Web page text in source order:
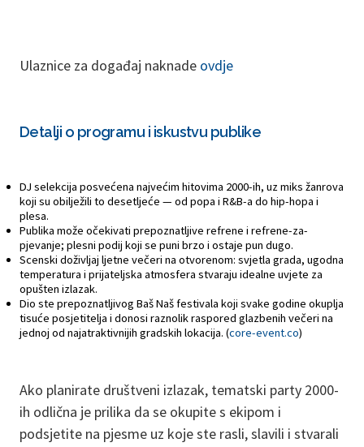
Ulaznice za događaj naknade ovdje
Detalji o programu i iskustvu publike
DJ selekcija posvećena najvećim hitovima 2000-ih, uz miks žanrova
koji su obilježili to desetljeće — od popa i R&B-a do hip-hopa i
plesa.
Publika može očekivati prepoznatljive refrene i refrene-za-
pjevanje; plesni podij koji se puni brzo i ostaje pun dugo.
Scenski doživljaj ljetne večeri na otvorenom: svjetla grada, ugodna
temperatura i prijateljska atmosfera stvaraju idealne uvjete za
opušten izlazak.
Dio ste prepoznatljivog Baš Naš festivala koji svake godine okuplja
tisuće posjetitelja i donosi raznolik raspored glazbenih večeri na
jednoj od najatraktivnijih gradskih lokacija. (core-event.co)
Ako planirate društveni izlazak, tematski party 2000-
ih odlična je prilika da se okupite s ekipom i
podsjetite na pjesme uz koje ste rasli, slavili i stvarali